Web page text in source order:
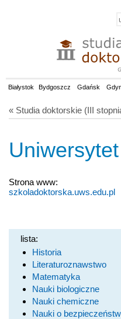
Białystok Bydgoszcz Gdańsk
« Studia doktorskie (III
Strona www:
szkoladoktorska.uws.edu.pl
lista:
Historia
Literaturoznawstwo
Matematyka
Nauki biologiczne
Nauki chemiczne
Nauki o